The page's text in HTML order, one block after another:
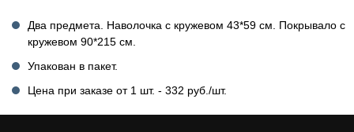
Два предмета. Наволочка с кружевом 43*59 см. Покрывало с
кружевом 90*215 см.
Упакован в пакет.
Цена при заказе от 1 шт. - 332 руб./шт.